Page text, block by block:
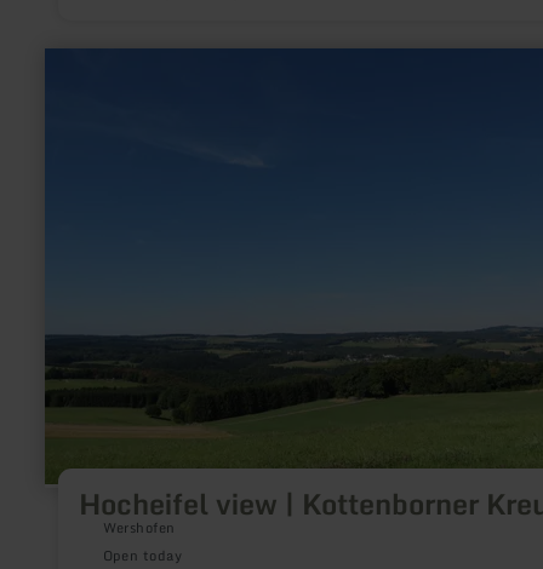
Hocheifel view | Kottenborner
Wershofen
Open today